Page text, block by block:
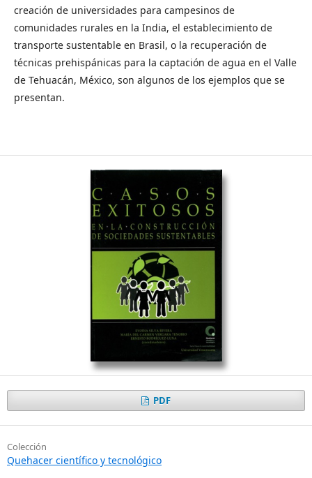
creación de universidades para campesinos de
comunidades rurales en la India, el establecimiento de
transporte sustentable en Brasil, o la recuperación de
técnicas prehispánicas para la captación de agua en el Valle
de Tehuacán, México, son algunos de los ejemplos que se
presentan.
PDF
Colección
Quehacer científico y tecnológico